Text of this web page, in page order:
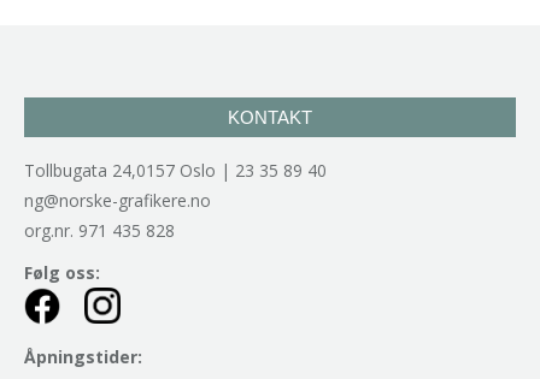
KONTAKT
Tollbugata 24,0157 Oslo | 23 35 89 40
ng@norske-grafikere.no
org.nr. 971 435 828
Følg oss:
Åpningstider: